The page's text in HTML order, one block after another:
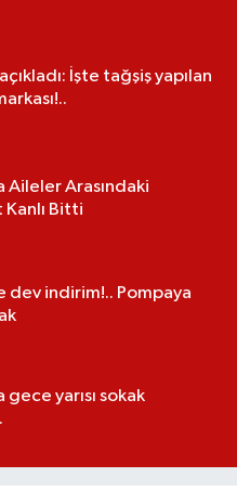
İşte tağşiş yapılan
Arasındaki
Kanlı Bitti
dev indirim!.. Pompaya
yarısı sokak